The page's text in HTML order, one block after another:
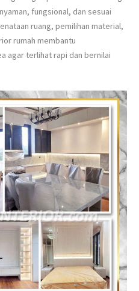
fungsional, dan sesuai
ruang, pemilihan material,
rumah membantu
agar terlihat rapi dan bernilai